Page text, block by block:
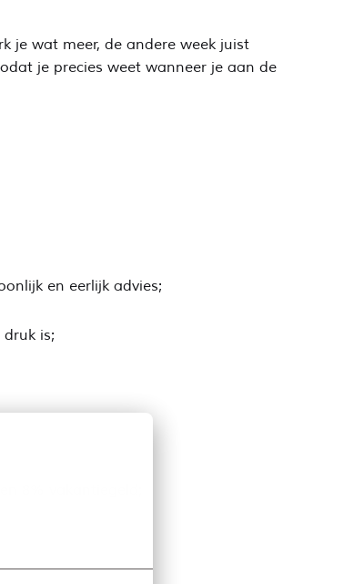
je wat meer, de andere week juist
je precies weet wanneer je aan de
en eerlijk advies;
is;
8% vakantiegeld;